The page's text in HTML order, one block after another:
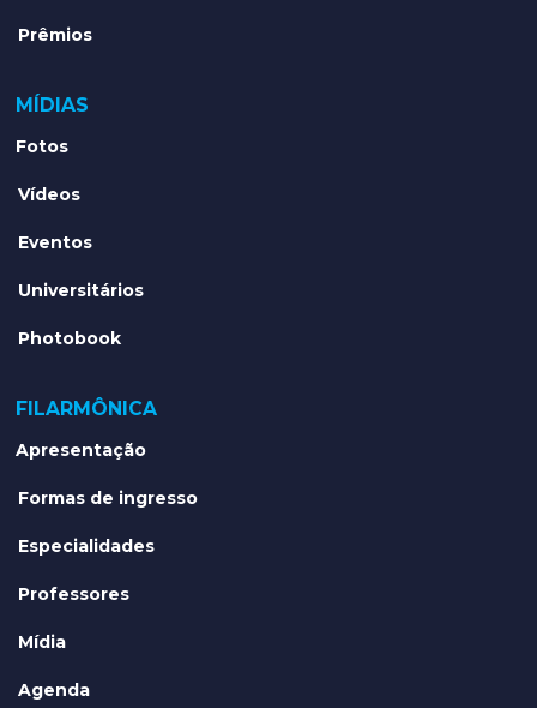
Prêmios
MÍDIAS
Fotos
Vídeos
Eventos
Universitários
Photobook
FILARMÔNICA
Apresentação
Formas de ingresso
Especialidades
Professores
Mídia
Agenda